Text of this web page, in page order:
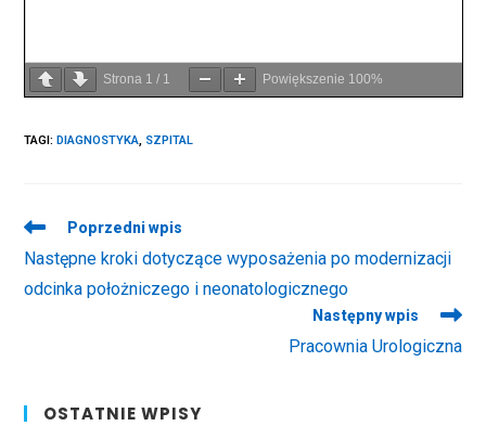
Strona 1 / 1 Powiększenie 100%
TAGI:DIAGNOSTYKA SZPITAL
Read
articles
Poprzedni wpis
Następne kroki dotyczące wyposażenia po modernizacji
odcinka położniczego i neonatologicznego
Następny wpis
Pracownia Urologiczna
OSTATNIE WPISY